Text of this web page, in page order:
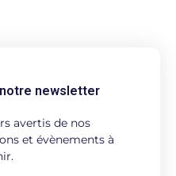
newsletter
avertis de nos
et évènements à